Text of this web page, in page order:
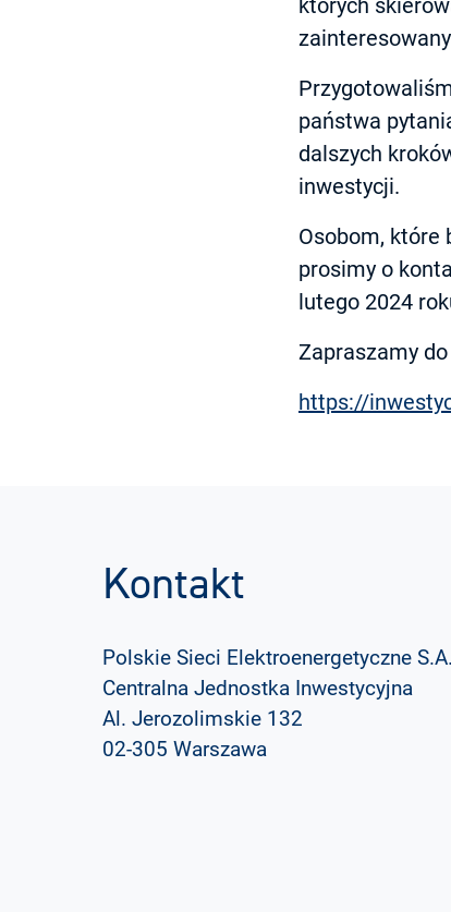
których
państwa
dalszych
inwestycji.
Osobom, które
prosimy o
lutego 2024
Zapraszamy
https://
Kontakt
Polskie Sieci Elektroenergetyczne S.A.
Centralna Jednostka Inwestycyjna
Al. Jerozolimskie 132
02-305 Warszawa